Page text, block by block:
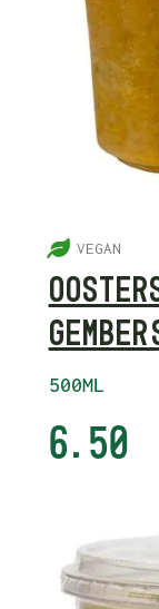
5VEGAN
GEMBER
500ML
6.50